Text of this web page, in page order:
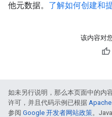
他元数据。 了解如何创建和
该内容对
如未另行说明，那么本页面中的内
许可，并且代码示例已根据
参阅 Google 开发者网站政策。